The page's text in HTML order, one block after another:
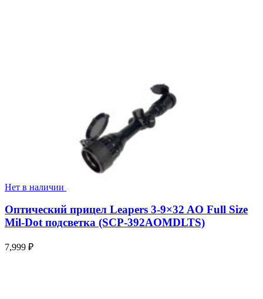
Нет в наличии
Оптический прицел Leapers 3-9×32 AO Full Size
Mil-Dot подсветка (SCP-392AOMDLTS)
7,999 ₽